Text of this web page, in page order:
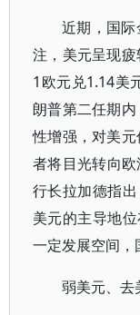
近期，国
注，美元呈现
1欧元兑1.14美
朗普第二任期
性增强，对美
者将目光转向
行长拉加德指出
美元的主导地
一定发展空间，
弱美元、去